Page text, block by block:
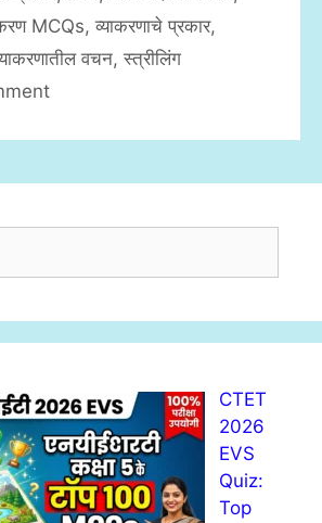
MCQs, व्याकरणाचे प्रकार,
वचन, स्त्रीलिंग
CTET
2026
EVS
Quiz:
Top